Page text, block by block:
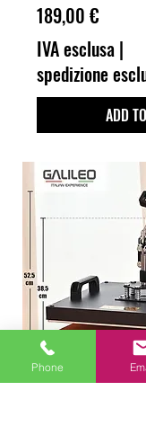
Prezzo
189,00 €
IVA esclusa |
spedizione
ADD
Phone